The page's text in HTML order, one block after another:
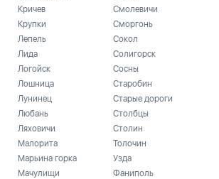
Кричев
Крупки
Лепель
Лида
Логойск
Лошница
Лунинец
Любань
Ляховичи
Малорита
Марьина горка
Мачулищи
Смолевичи
Сморгонь
Сокол
Солигорск
Сосны
Старобин
Старые дороги
Столбцы
Столин
Толочин
Узда
Фаниполь